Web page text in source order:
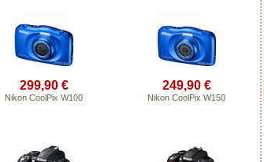
299,90 €
Nikon CoolPix W100
249,90 €
Nikon CoolPix W150